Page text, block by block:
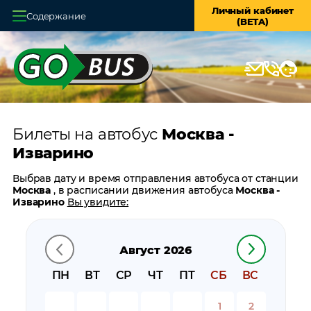
Содержание
Личный кабинет
(BETA)
Главная
О системе
Оплата и доставка
Возврат билетов
Заказ автобуса
Контакты
Билеты на автобус Москва -
Изварино
Август 2026
ПН
ВТ СР ЧТ ПТ СБ ВС
1 2
Выбрав дату и время отправления автобуса от станции
Москва, в расписании движения автобусаМосква -
Изварино Вы увидите:
время прибытия
время в пути
цену билета
Москва